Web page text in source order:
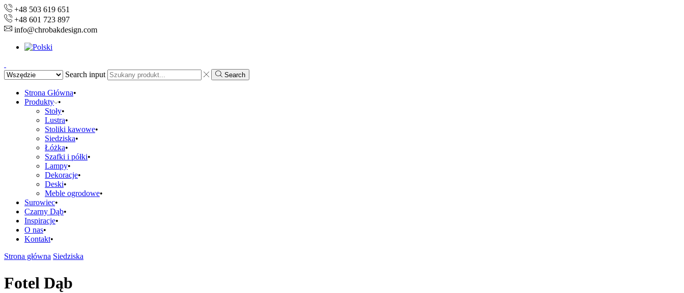
+48 503 619 651
+48 601 723 897
info@chrobakdesign.com
Search input Search
Strona Główna
Produkty
Stoły
Lustra
Stoliki kawowe
Siedziska
Łóżka
Szafki i półki
Lampy
Dekoracje
Deski
Meble ogrodowe
Surowiec
Czarny Dąb
Inspiracje
O nas
Kontakt
Strona główna Siedziska
Fotel Dąb